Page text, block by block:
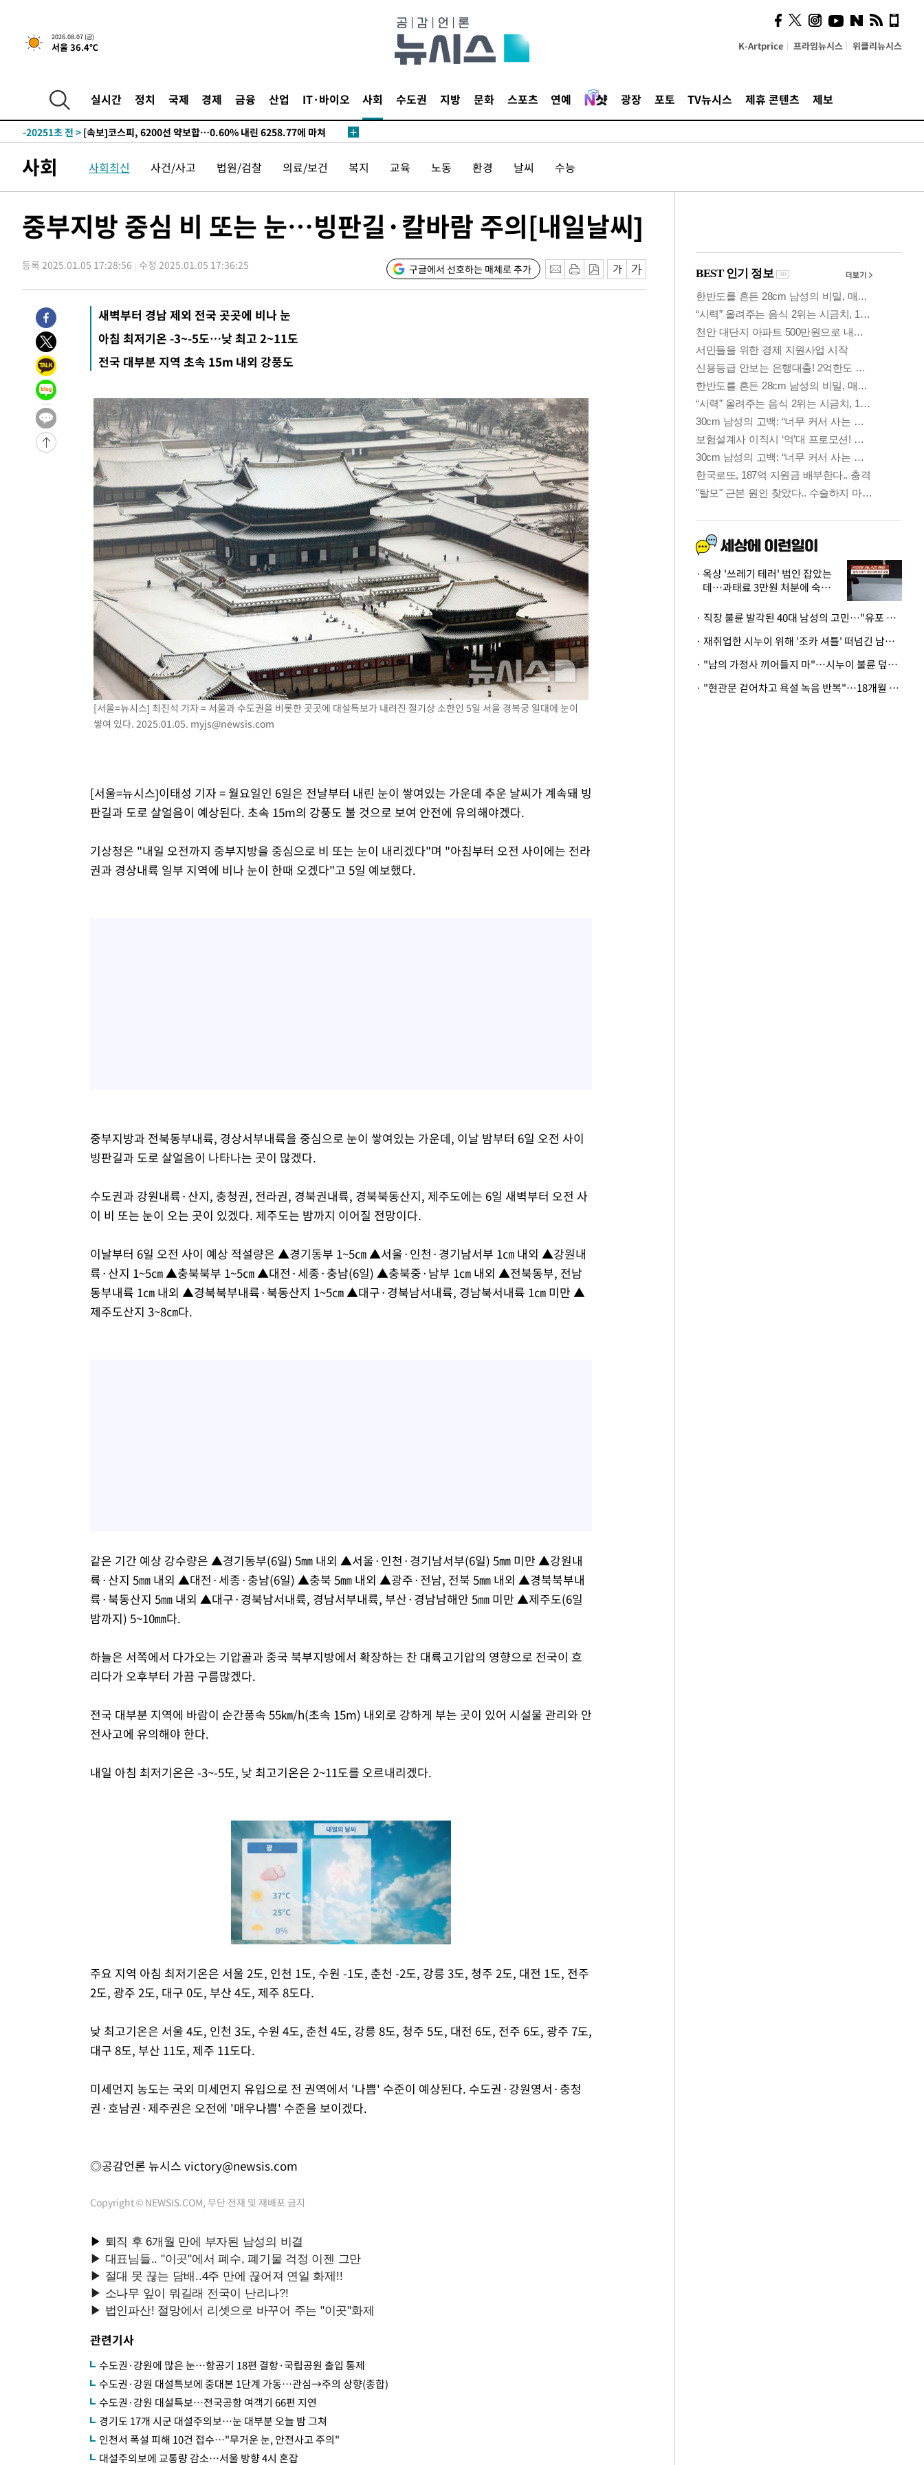
2026.08.07 (금)
서울 36.4℃ K-Artprice 프라임뉴시스 위클리뉴시스
실시간 정치 국제 경제 금융 산업 IT·바이오 사회 수도권 지방 문화 스포츠 연예 광장 포토 TV뉴시스 제휴 콘텐츠 제보
갈 수도
-26149초 전 >낮 최고 37도 찜통더위…곳곳 소나기·강원 많은 비[내일날씨]
-24455초 전 >SK하이닉스, 용인·청주 팹에 54조 투자…"AI 메모리 수요 선제 대
-20564초 전 >
외국인 심판 성 접대 7경기 들여다보니…한국 축구 '5승 2무'
-20298초 전 >
-20251초 전 > [속보]코스피, 6200선 약보합…0.60% 내린 6258.77에 마쳐
-20120초 전 >
[속보] 노원서 40.1도 관측…서울, 2018년 이후 첫 40도
-17210초 전 >[속보]종합특검, '계엄 수용공간 확보' 신용해 前교정본부장 기소
-16054초 전 >11시간 압수수색에 성접대 파문까지…'쑥대밭' 된 축구협회
병태 후임
-11434초 전 >[속보]국힘 윤리위, '돌려차기 발언' 진종오·서범수 징계 절차 개시
-6759초 전 >[속보] 7월 중국 수출 23.9%↑ 수입 27.5%↑…무역총액 25.3%↑
-3919초 전 >
[속보]'채상병 순직 책임' 임성근, 항소심도 징역 3년
-3785초 전 >
[속보]종합특검, '관저이전 봐주기 감사' 유병호 구속기소
-385초 전 >
민주 콩고 에볼라환자 4천명 돌파, 4053명 발생 1850명 사망
-28271초 전 >
"낮 기온 소폭 하락"…수도권 폭염중대경보, 폭염경보로 하향
-28235초 전 >
선포
-28198초 전 >
[단독]중수청 지원 검사들, 정원 초과 시 낮은 계급 임용…희망지 못
갈 수도
-26169초 전 >
낮 최고 37도 찜통더위…곳곳 소나기·강원 많은 비[내일날씨]
-24475초 전 >
SK하이닉스, 용인·청주 팹에 54조 투자…"AI 메모리 수요 선제 대
여자배구 이재영·이다영 자매, 아제르바이잔 투란VC 입단
외국인 심판 성 접대 7경기 들여다보니…한국 축구 '5승 2무'
[속보]코스닥, 2.86포인트(0.36%) 내린 798.81마감
[속보]코스피, 6200선 약보합…0.60% 내린 6258.77에 마쳐
[속보]원·달러 환율, 7.7원 내린 1416.1원 마감
[속보] 노원서 40.1도 관측…서울, 2018년 이후 첫 40도
[속보]종합특검, '계엄 수용공간 확보' 신용해 前교정본부장 기소
외신들도 주목한 韓축구 파문…"국민적 공분에 수사 재개"
11시간 압수수색에 성접대 파문까지…'쑥대밭' 된 축구협회
[속보]규제합리화위원회 부위원장에 김태유 서울대 공대 교수…이
[속보]국힘 윤리위, '돌려차기 발언' 진종오·서범수 징계 절차 개시
[속보] 7월 중국 수출 23.9%↑ 수입 27.5%↑…무역총액 25.3%↑
[속보]'채상병 순직 책임' 임성근, 항소심도 징역 3년
[속보]종합특검, '관저이전 봐주기 감사' 유병호 구속기소
민주 콩고 에볼라환자 4천명 돌파, 4053명 발생 1850명 사망
사회 사회최신 사건/사고 법원/검찰 의료/보건 복지 교육 노동 환경 날씨 수능
중부지방 중심 비 또는 눈…빙판길·칼바람 주의[내일날씨]
등록 2025.01.05 17:28:56 수정 2025.01.05 17:36:25 구글에서 선호하는 매체로 추가
새벽부터 경남 제외 전국 곳곳에 비나 눈
아침 최저기온 -3~-5도…낮 최고 2~11도
전국 대부분 지역 초속 15m 내외 강풍도
[서울=뉴시스] 최진석 기자 = 서울과 수도권을 비롯한 곳곳에 대설특보가 내려진 절기상 소한인 5일 서울 경복궁 일대에 눈이
쌓여 있다. 2025.01.05. myjs@newsis.com
[서울=뉴시스]이태성 기자 = 월요일인 6일은 전날부터 내린 눈이 쌓여있는 가운데 추운 날씨가 계속돼 빙
판길과 도로 살얼음이 예상된다. 초속 15m의 강풍도 불 것으로 보여 안전에 유의해야겠다.
기상청은 "내일 오전까지 중부지방을 중심으로 비 또는 눈이 내리겠다"며 "아침부터 오전 사이에는 전라
권과 경상내륙 일부 지역에 비나 눈이 한때 오겠다"고 5일 예보했다.
중부지방과 전북동부내륙, 경상서부내륙을 중심으로 눈이 쌓여있는 가운데, 이날 밤부터 6일 오전 사이
빙판길과 도로 살얼음이 나타나는 곳이 많겠다.
수도권과 강원내륙·산지, 충청권, 전라권, 경북권내륙, 경북북동산지, 제주도에는 6일 새벽부터 오전 사
이 비 또는 눈이 오는 곳이 있겠다. 제주도는 밤까지 이어질 전망이다.
이날부터 6일 오전 사이 예상 적설량은 ▲경기동부 1~5㎝ ▲서울·인천·경기남서부 1㎝ 내외 ▲강원내
륙·산지 1~5㎝ ▲충북북부 1~5㎝ ▲대전·세종·충남(6일) ▲충북중·남부 1㎝ 내외 ▲전북동부, 전남
동부내륙 1㎝ 내외 ▲경북북부내륙·북동산지 1~5㎝ ▲대구·경북남서내륙, 경남북서내륙 1㎝ 미만 ▲
제주도산지 3~8㎝다.
같은 기간 예상 강수량은 ▲경기동부(6일) 5㎜ 내외 ▲서울·인천·경기남서부(6일) 5㎜ 미만 ▲강원내
륙·산지 5㎜ 내외 ▲대전·세종·충남(6일) ▲충북 5㎜ 내외 ▲광주·전남, 전북 5㎜ 내외 ▲경북북부내
륙·북동산지 5㎜ 내외 ▲대구·경북남서내륙, 경남서부내륙, 부산·경남남해안 5㎜ 미만 ▲제주도(6일
밤까지) 5~10㎜다.
하늘은 서쪽에서 다가오는 기압골과 중국 북부지방에서 확장하는 찬 대륙고기압의 영향으로 전국이 흐
리다가 오후부터 가끔 구름많겠다.
전국 대부분 지역에 바람이 순간풍속 55㎞/h(초속 15m) 내외로 강하게 부는 곳이 있어 시설물 관리와 안
전사고에 유의해야 한다.
내일 아침 최저기온은 -3~-5도, 낮 최고기온은 2~11도를 오르내리겠다.
주요 지역 아침 최저기온은 서울 2도, 인천 1도, 수원 -1도, 춘천 -2도, 강릉 3도, 청주 2도, 대전 1도, 전주
2도, 광주 2도, 대구 0도, 부산 4도, 제주 8도다.
낮 최고기온은 서울 4도, 인천 3도, 수원 4도, 춘천 4도, 강릉 8도, 청주 5도, 대전 6도, 전주 6도, 광주 7도,
대구 8도, 부산 11도, 제주 11도다.
미세먼지 농도는 국외 미세먼지 유입으로 전 권역에서 '나쁨' 수준이 예상된다. 수도권·강원영서·충청
권·호남권·제주권은 오전에 '매우나쁨' 수준을 보이겠다.
◎공감언론 뉴시스 victory@newsis.com
Copyright © NEWSIS.COM, 무단 전재 및 재배포 금지
관련기사
수도권·강원에 많은 눈…항공기 18편 결항·국립공원 출입 통제
수도권·강원 대설특보에 중대본 1단계 가동…관심→주의 상향(종합)
수도권·강원 대설특보…전국공항 여객기 66편 지연
경기도 17개 시군 대설주의보…눈 대부분 오늘 밤 그쳐
인천서 폭설 피해 10건 접수…"무거운 눈, 안전사고 주의"
대설주의보에 교통량 감소…서울 방향 4시 혼잡
시, 스마트폰 액세서리에
NFC 더했다
옥상 '쓰레기 테러' 범인 잡았는
데…과태료 3만원 처분에 숙박업
· 직장 불륜 발각된 40대 남성의 고민…"유포 동료 명예훼손·협박죄 고소 가능할까"
· 재취업한 시누이 위해 '조카 셔틀' 떠넘긴 남편…아내 "난 못한다"
· "남의 가정사 끼어들지 마"…시누이 불륜 덮으려는 남편에 억울한 아내
· "현관문 걷어차고 욕설 녹음 반복"…18개월 아기 키우는 집 뒤흔든 '앞집의 비극'